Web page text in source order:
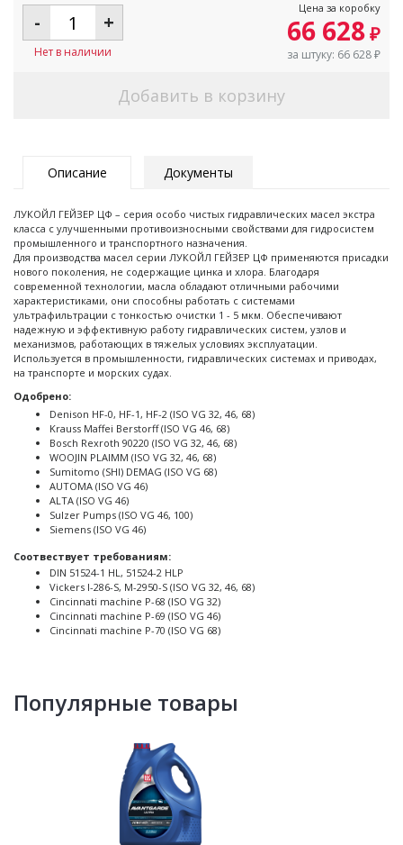
- +
Нет в наличии
Цена за коробку
66 628₽
за штуку: 66 628₽
Добавить в корзину
Описание Документы
ЛУКОЙЛ ГЕЙЗЕР ЦФ – серия особо чистых гидравлических масел экстра
класса с улучшенными противоизносными свойствами для гидросистем
промышленного и транспортного назначения.
Для производства масел серии ЛУКОЙЛ ГЕЙЗЕР ЦФ применяются присадки
нового поколения, не содержащие цинка и хлора. Благодаря
современной технологии, масла обладают отличными рабочими
характеристиками, они способны работать с системами
ультрафильтрации с тонкостью очистки 1 - 5 мкм. Обеспечивают
надежную и эффективную работу гидравлических систем, узлов и
механизмов, работающих в тяжелых условиях эксплуатации.
Используется в промышленности, гидравлических системах и приводах,
на транспорте и морских судах.
Одобрено:
Denison HF-0, HF-1, HF-2 (ISO VG 32, 46, 68)
Krauss Maffei Berstorff (ISO VG 46, 68)
Bosch Rexroth 90220 (ISO VG 32, 46, 68)
WOOJIN PLAIMM (ISO VG 32, 46, 68)
Sumitomo (SHI) DEMAG (ISO VG 68)
AUTOMA (ISO VG 46)
ALTA (ISO VG 46)
Sulzer Pumps (ISO VG 46, 100)
Siemens (ISO VG 46)
Соотвествует требованиям:
DIN 51524-1 HL, 51524-2 HLP
Vickers I-286-S, M-2950-S (ISO VG 32, 46, 68)
Cincinnati machine P-68 (ISO VG 32)
Cincinnati machine P-69 (ISO VG 46)
Cincinnati machine P-70 (ISO VG 68)
Популярные товары